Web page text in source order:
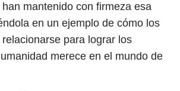
mantenido con firmeza esa
en un ejemplo de cómo los
para lograr los
merece en el mundo de